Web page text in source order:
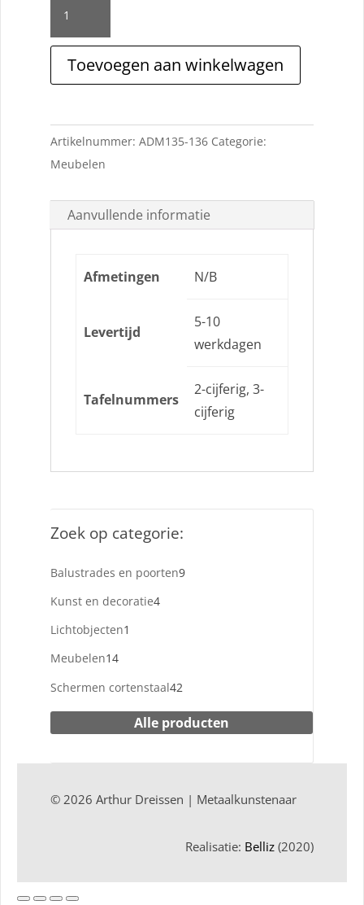
Toevoegen aan winkelwagen
Artikelnummer: ADM135-136 Categorie:
Meubelen
Aanvullende informatie
Afmetingen N/B
Levertijd
5-10
werkdagen
Tafelnummers
2-cijferig, 3-
cijferig
Zoek op categorie:
Balustrades en poorten99
Kunst en decoratie44
Lichtobjecten1
Meubelen1414
producten
Schermen cortenstaal4242
producten
Alle producten
© 2026 Arthur Dreissen | Metaalkunstenaar
Realisatie: Belliz (2020)